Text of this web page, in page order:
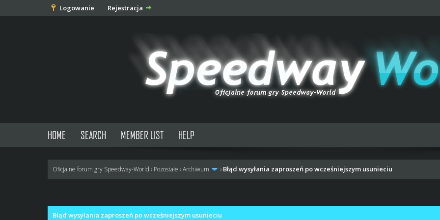
Logowanie Rejestracja
HOME SEARCH MEMBER LIST HELP
Oficjalne forum gry Speedway-World › Pozostałe ›Archiwum › Błąd wysyłania zaproszeń po wcześniejszym usunieciu
Błąd wysyłania zaproszeń po wcześniejszym usunieciu